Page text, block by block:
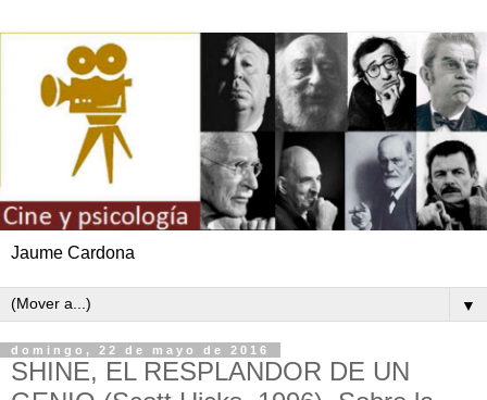
Jaume Cardona
▼
domingo, 22 de mayo de 2016
SHINE, EL RESPLANDOR DE UN